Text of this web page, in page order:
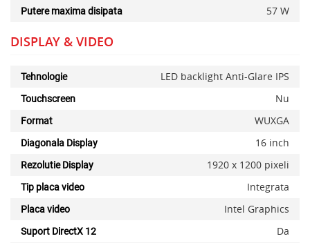
Putere maxima disipata 57 W
DISPLAY & VIDEO
Tehnologie LED backlight Anti-Glare IPS
Touchscreen Nu
Format WUXGA
Diagonala Display 16 inch
Rezolutie Display 1920 x 1200 pixeli
Tip placa video Integrata
Placa video Intel Graphics
Suport DirectX 12 Da